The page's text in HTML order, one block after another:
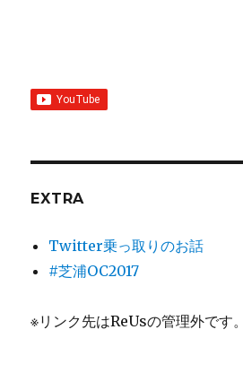
EXTRA
Twitter乗っ取りのお話
#芝浦OC2017
※リンク先はReUsの管理外です。